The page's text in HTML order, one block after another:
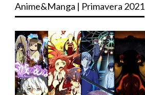
Anime&Manga | Primavera 2021